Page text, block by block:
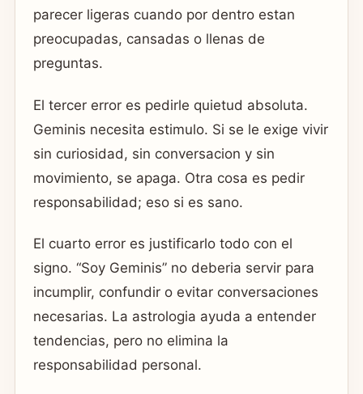
parecer ligeras cuando por dentro estan
preocupadas, cansadas o llenas de
preguntas.
El tercer error es pedirle quietud absoluta.
Geminis necesita estimulo. Si se le exige vivir
sin curiosidad, sin conversacion y sin
movimiento, se apaga. Otra cosa es pedir
responsabilidad; eso si es sano.
El cuarto error es justificarlo todo con el
signo. “Soy Geminis” no deberia servir para
incumplir, confundir o evitar conversaciones
necesarias. La astrologia ayuda a entender
tendencias, pero no elimina la
responsabilidad personal.